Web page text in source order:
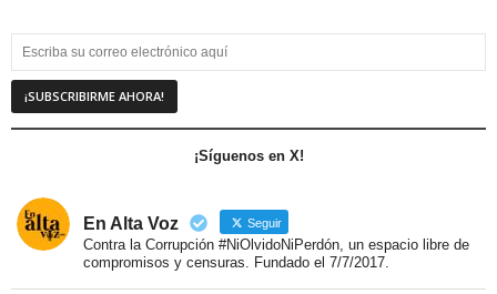
¡Síguenos en X!
En Alta Voz Seguir
Contra la Corrupción #NiOlvidoNiPerdón, un espacio libre de
compromisos y censuras. Fundado el 7/7/2017.